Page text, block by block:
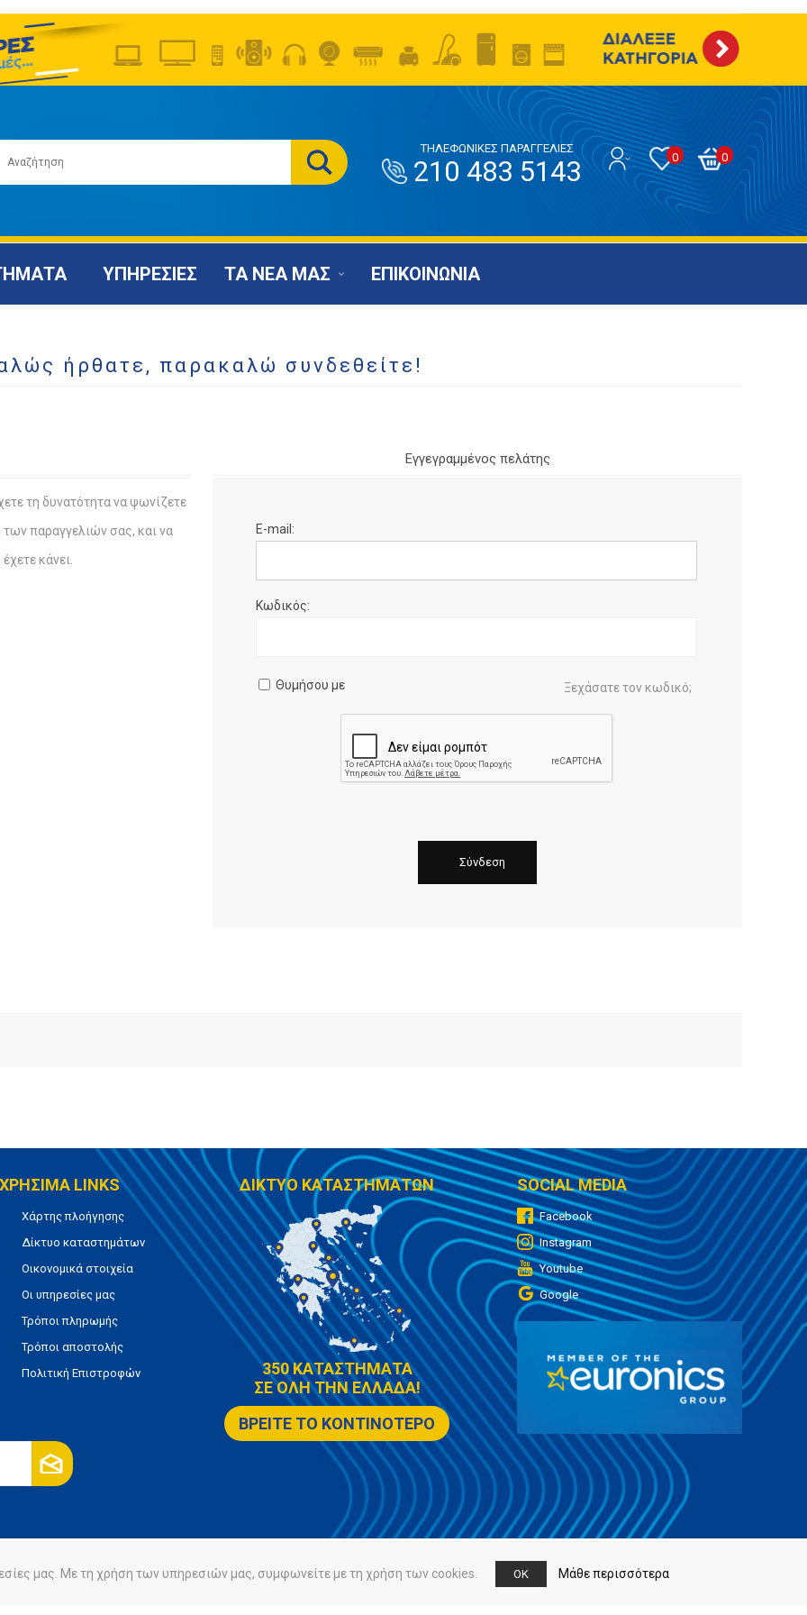
0
0
ΤΗΛΕΦΩΝΙΚΕΣ ΠΑΡΑΓΓΕΛΙΕΣ
210 483 5143
ΥΠΗΡΕΣΙΕΣ ΤΑ ΝΕΑ ΜΑΣ ΕΠΙΚΟΙΝΩΝΙΑ
ήρθατε, παρακαλώ συνδεθείτε!
τη δυνατότητα να ψωνίζετε
των παραγγελιών σας, και να
κάνει.
Εγγεγραμμένος πελάτης
E-mail:
Κωδικός:
Θυμήσου με Ξεχάσατε τον κωδικό;
ΧΡΗΣΙΜΑ LINKS
Χάρτης πλοήγησης
Δίκτυο καταστημάτων
Οικονομικά στοιχεία
Οι υπηρεσίες μας
Τρόποι πληρωμής
Τρόποι αποστολής
Πολιτική Επιστροφών
ΔΙΚΤΥΟ ΚΑΤΑΣΤΗΜΑΤΩΝ
350 ΚΑΤΑΣΤΗΜΑΤΑ
ΣΕ ΟΛΗ ΤΗΝ ΕΛΛΑΔΑ!
ΒΡΕΙΤΕ ΤΟ ΚΟΝΤΙΝΟΤΕΡΟ
SOCIAL MEDIA
Facebook
Instagram
Youtube
Google
Πολιτική Cookies
μας. Με τη χρήση των υπηρεσιών μας, συμφωνείτε με τη χρήση των cookies. OK Μάθε περισσότερα